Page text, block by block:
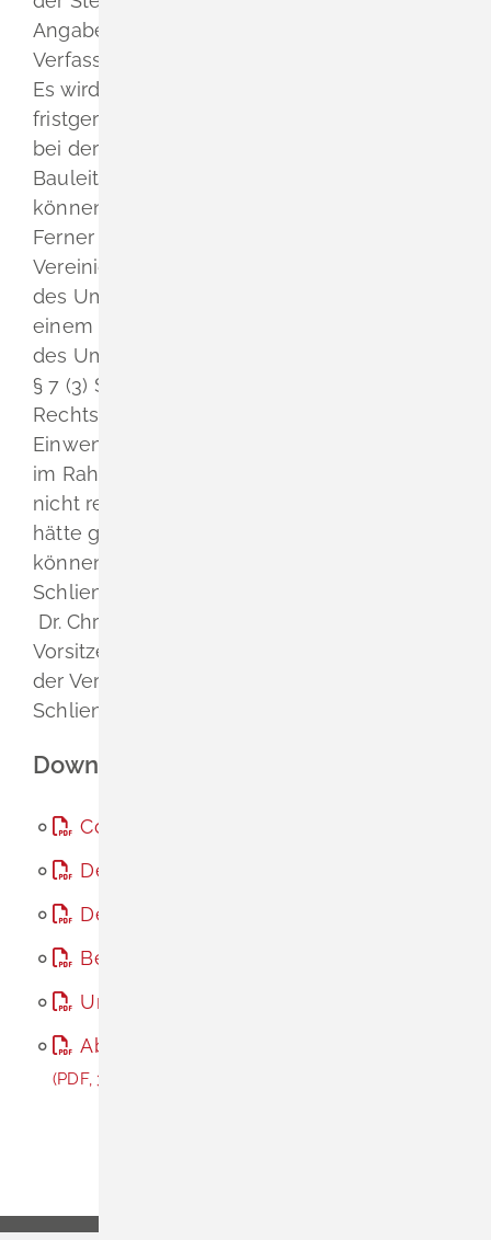
Angabe der Anschrift des
Verfassers (m/w/d) zweckmäßig.
Es wird darauf hingewiesen, dass nicht
fristgerecht abgegebene Stellungnahmen
bei der Beschlussfassung über den
Bauleitplan unberücksichtigt bleiben
können.
Ferner wird darauf hingewiesen, dass eine
Vereinigung im Sinne des § 4 (3) S. 1 Nr. 2
des Umwelt-Rechtsbehelfsgesetzes in
einem Rechtsbehelfsverfahren nach § 7 (2)
des Umwelt-Rechtsbehelfsgesetzes gemäß
§ 7 (3) S. 1 des Umwelt-
Rechtsbehelfsgesetzes mit allen
Einwendungen ausgeschlossen ist, die sie
im Rahmen der Auslegungsfrist nicht oder
nicht rechtzeitig geltend gemacht hat, aber
hätte geltend machen
können.
Schliengen, 25.06.2026
Dr. Christian Renkert
Vorsitzender
der Verwaltungsgemeinschaft
Schliengen-Bad Bellingen
Downloads
Cover
Deckblatt 1
Deckblatt 2
Begründung
Umweltbericht
Abwägung frühzeitige FNP-Änderung
(PDF, 337 KB)